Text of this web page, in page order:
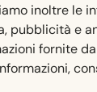
della
inoltre le
pubblicità e
fornite